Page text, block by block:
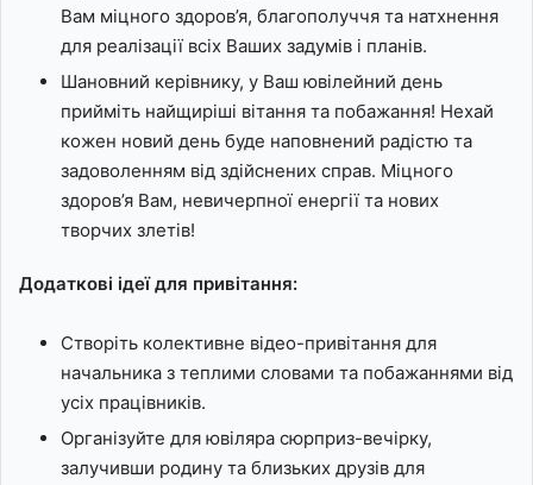
Вам міцного здоров’я, благополуччя та натхнення
для реалізації всіх Ваших задумів і планів.
Шановний керівнику, у Ваш ювілейний день
прийміть найщиріші вітання та побажання! Нехай
кожен новий день буде наповнений радістю та
задоволенням від здійснених справ. Міцного
здоров’я Вам, невичерпної енергії та нових
творчих злетів!
Додаткові ідеї для привітання:
Створіть колективне відео-привітання для
начальника з теплими словами та побажаннями від
усіх працівників.
Організуйте для ювіляра сюрприз-вечірку,
залучивши родину та близьких друзів для